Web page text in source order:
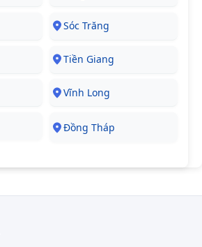
Sóc Trăng
Tiền Giang
Vĩnh Long
Đồng Tháp